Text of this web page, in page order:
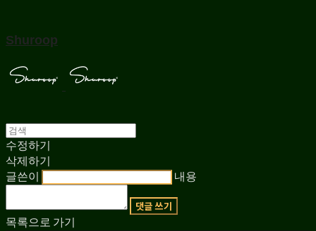
Shuroop
수정하기
삭제하기
글쓴이
내용
댓글 쓰기
목록으로 가기